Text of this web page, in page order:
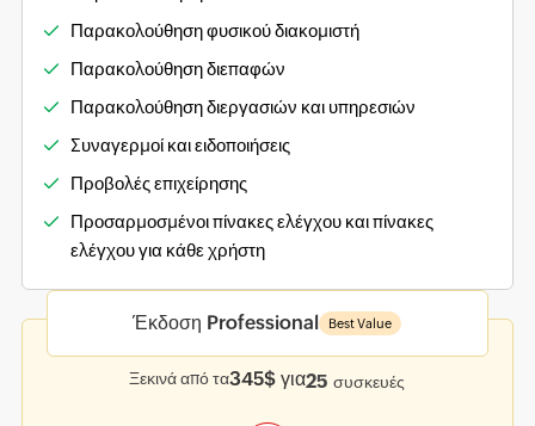
Παρακολούθηση φυσικού διακομιστή
Παρακολούθηση διεπαφών
Παρακολούθηση διεργασιών και υπηρεσιών
Συναγερμοί και ειδοποιήσεις
Προβολές επιχείρησης
Προσαρμοσμένοι πίνακες ελέγχου και πίνακες
ελέγχου για κάθε χρήστη
Έκδοση Professional Best Value
Ξεκινά από τα345$ για25συσκευές